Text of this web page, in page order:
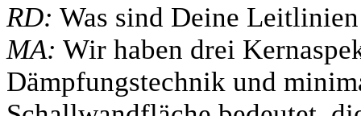
RD: Was sind Deine
MA: Wir haben drei
Dämpfungstechnik und